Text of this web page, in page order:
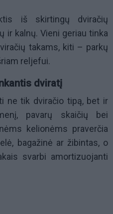
iš skirtingų dviračių
ir kalnų. Vieni geriau tinka
takams, kiti – parkų
reljefui.
dviratį
ne tik dviračio tipą, bet ir
pavarų skaičių bei
kelionėms praverčia
bagažinė ar žibintas, o
svarbi amortizuojanti